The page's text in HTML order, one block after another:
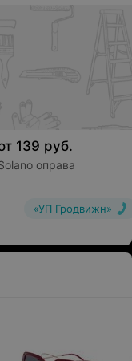
139 руб.
оправа
«УП Гродвижн»